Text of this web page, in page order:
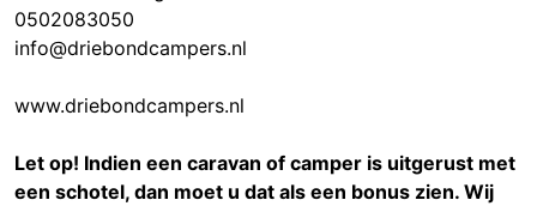
0502083050
info@driebondcampers.nl
www.driebondcampers.nl
Let op! Indien een caravan of camper is uitgerust met
een schotel, dan moet u dat als een bonus zien. Wij